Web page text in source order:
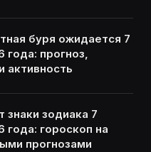
буря ожидается 7
года: прогноз,
активность
знаки зодиака 7
года: гороскоп на
прогнозами